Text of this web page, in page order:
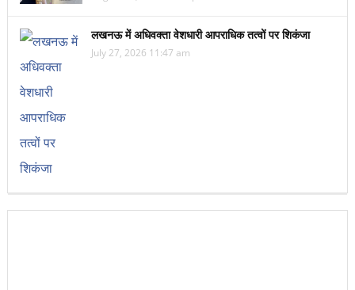
लखनऊ में अधिवक्ता वेशधारी आपराधिक तत्वों पर शिकंजा
July 27, 2026 11:47 am